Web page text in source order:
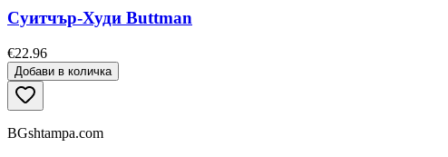
Суитчър-Худи Buttman
€22.96
Добави в количка
BGshtampa.com